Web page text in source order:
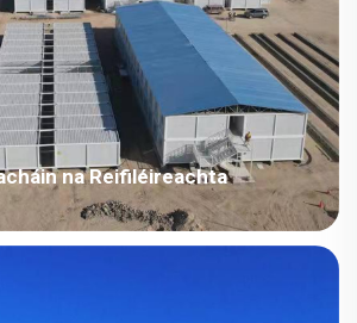
na Reifiléireachta
Fuinnimh Achar Tógála: